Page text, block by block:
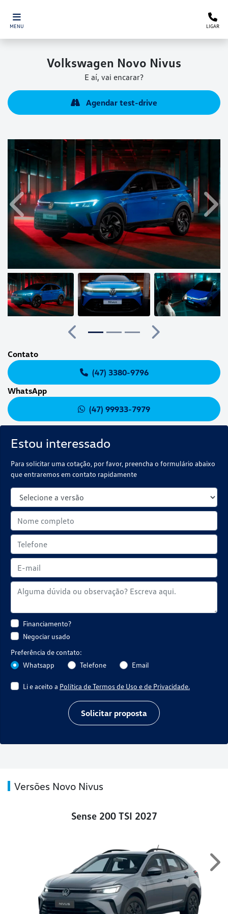
MENU LIGAR
Volkswagen Novo Nivus
E aí, vai encarar?
Agendar test-drive
Estou interessado
Para solicitar uma cotação, por favor, preencha o formulário abaixo
que entraremos em contato rapidamente
Financiamento?
Negociar usado
Preferência de contato:
Whatsapp
Telefone Email
Li e aceito a Política de Termos de Uso e de Privacidade.
Solicitar proposta
Anterior
Anterior
Próximo
Contato
(47) 3380-9796
WhatsApp
(47) 99933-7979
Versões Novo Nivus
Sense 200 TSI 2027